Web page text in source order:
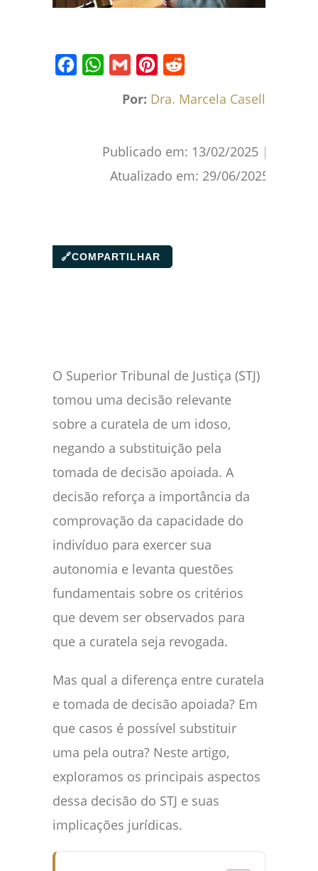
Por: Dra. Marcela Caselli
Publicado em: 13/02/2025 |
Atualizado em: 29/06/2025
🔗COMPARTILHAR
O Superior Tribunal de Justiça (STJ)
tomou uma decisão relevante
sobre a curatela de um idoso,
negando a substituição pela
tomada de decisão apoiada. A
decisão reforça a importância da
comprovação da capacidade do
indivíduo para exercer sua
autonomia e levanta questões
fundamentais sobre os critérios
que devem ser observados para
que a curatela seja revogada.
Mas qual a diferença entre curatela
e tomada de decisão apoiada? Em
que casos é possível substituir
uma pela outra? Neste artigo,
exploramos os principais aspectos
dessa decisão do STJ e suas
implicações jurídicas.